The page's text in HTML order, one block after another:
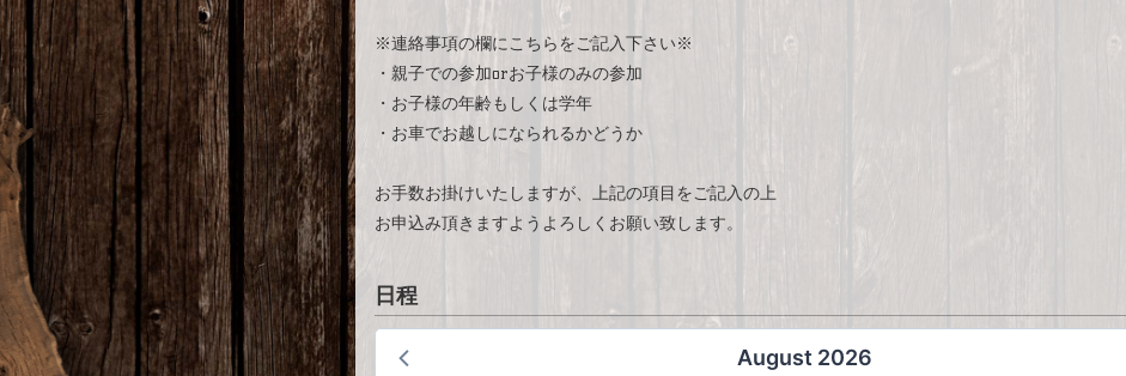
※連絡事項の欄にこちらをご記入下さい※
・親子での参加orお子様のみの参加
・お子様の年齢もしくは学年
・お車でお越しになられるかどうか
お手数お掛けいたしますが、上記の項目をご記入の上
お申込み頂きますようよろしくお願い致します。
日程
August 2026